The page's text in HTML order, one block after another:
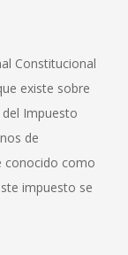
Constitucional
existe sobre
Impuesto
de
conocido como
impuesto se